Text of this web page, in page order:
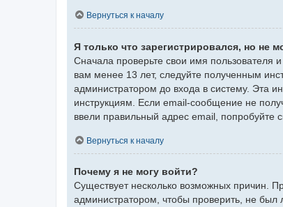
Вернуться к началу
Я только что зарегистрировался, но не
Сначала проверьте свои имя пользователя
вам менее 13 лет, следуйте полученным
администратором до входа в систему. Эта
инструкциям. Если email-сообщение не
ввели правильный адрес email, попробуйте
Вернуться к началу
Почему я не могу войти?
Существует несколько возможных причин.
администратором, чтобы проверить, не